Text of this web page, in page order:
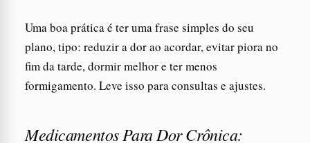
Uma boa prática é ter uma frase simples do seu
plano, tipo: reduzir a dor ao acordar, evitar piora no
fim da tarde, dormir melhor e ter menos
formigamento. Leve isso para consultas e ajustes.
Medicamentos Para Dor Crônica: